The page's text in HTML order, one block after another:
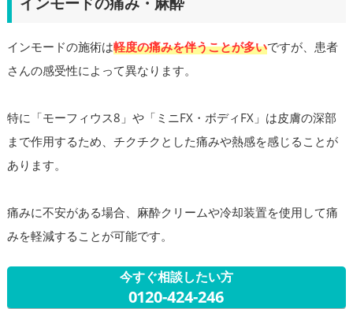
インモードの痛み・麻酔
インモードの施術は軽度の痛みを伴うことが多いですが、患者
さんの感受性によって異なります。
特に「モーフィウス8」や「ミニFX・ボディFX」は皮膚の深部
まで作用するため、チクチクとした痛みや熱感を感じることが
あります。
痛みに不安がある場合、麻酔クリームや冷却装置を使用して痛
みを軽減することが可能です。
今すぐ相談したい方
0120-424-246